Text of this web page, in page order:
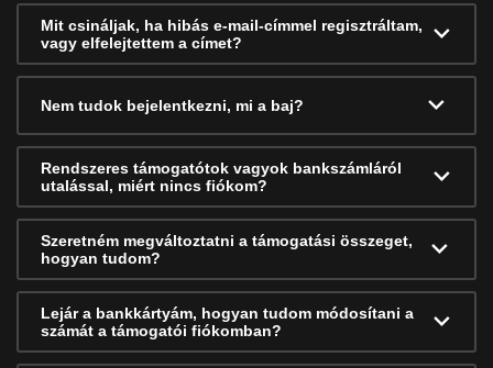
Mit csináljak, ha hibás e-mail-címmel regisztráltam,
vagy elfelejtettem a címet?
Nem tudok bejelentkezni, mi a baj?
Rendszeres támogatótok vagyok bankszámláról
utalással, miért nincs fiókom?
Szeretném megváltoztatni a támogatási összeget,
hogyan tudom?
Lejár a bankkártyám, hogyan tudom módosítani a
számát a támogatói fiókomban?